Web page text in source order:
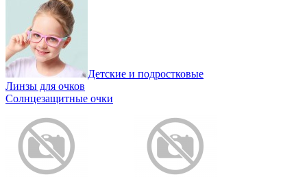
Детские и подростковые
Линзы для очков
Солнцезащитные очки